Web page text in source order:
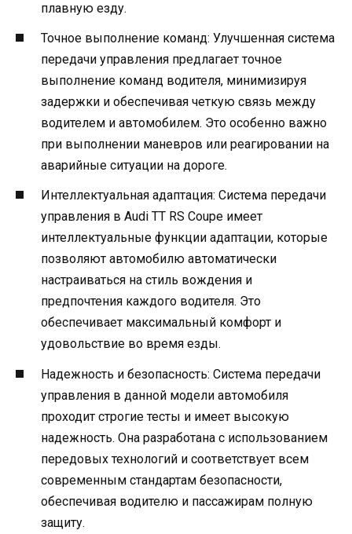
плавную езду.
Точное выполнение команд: Улучшенная система
передачи управления предлагает точное
выполнение команд водителя, минимизируя
задержки и обеспечивая четкую связь между
водителем и автомобилем. Это особенно важно
при выполнении маневров или реагировании на
аварийные ситуации на дороге.
Интеллектуальная адаптация: Система передачи
управления в Audi TT RS Coupe имеет
интеллектуальные функции адаптации, которые
позволяют автомобилю автоматически
настраиваться на стиль вождения и
предпочтения каждого водителя. Это
обеспечивает максимальный комфорт и
удовольствие во время езды.
Надежность и безопасность: Система передачи
управления в данной модели автомобиля
проходит строгие тесты и имеет высокую
надежность. Она разработана с использованием
передовых технологий и соответствует всем
современным стандартам безопасности,
обеспечивая водителю и пассажирам полную
защиту.